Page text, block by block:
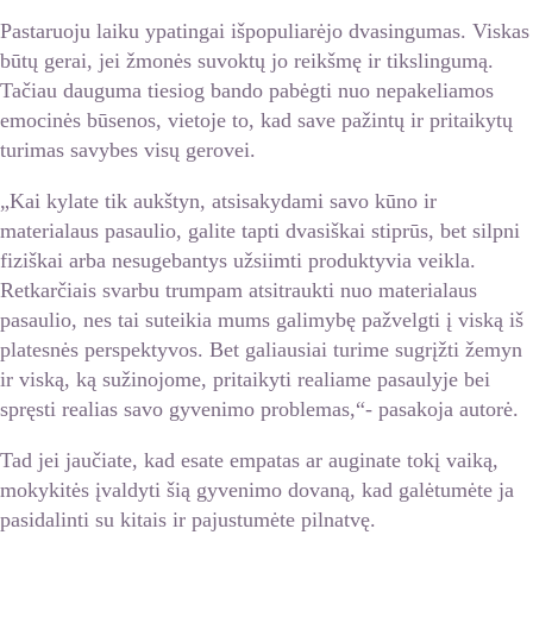
Pastaruoju laiku ypatingai išpopuliarėjo dvasingumas. Viskas
būtų gerai, jei žmonės suvoktų jo reikšmę ir tikslingumą.
Tačiau dauguma tiesiog bando pabėgti nuo nepakeliamos
emocinės būsenos, vietoje to, kad save pažintų ir pritaikytų
turimas savybes visų gerovei.
„Kai kylate tik aukštyn, atsisakydami savo kūno ir
materialaus pasaulio, galite tapti dvasiškai stiprūs, bet silpni
fiziškai arba nesugebantys užsiimti produktyvia veikla.
Retkarčiais svarbu trumpam atsitraukti nuo materialaus
pasaulio, nes tai suteikia mums galimybę pažvelgti į viską iš
platesnės perspektyvos. Bet galiausiai turime sugrįžti žemyn
ir viską, ką sužinojome, pritaikyti realiame pasaulyje bei
spręsti realias savo gyvenimo problemas,“- pasakoja autorė.
Tad jei jaučiate, kad esate empatas ar auginate tokį vaiką,
mokykitės įvaldyti šią gyvenimo dovaną, kad galėtumėte ja
pasidalinti su kitais ir pajustumėte pilnatvę.